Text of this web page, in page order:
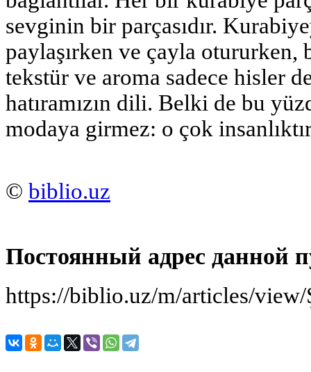
sevginin bir parçasıdır.
paylaşırken ve çayla otururken,
tekstür ve aroma sadece hisler
hatıramızın dili. Belki de bu
modaya girmez: o çok
© biblio.uz
Постоянный адрес данной
https://biblio.uz/m/articles/